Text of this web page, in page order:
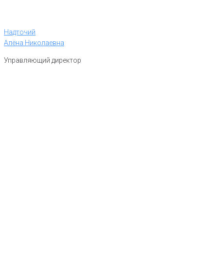
Надточий
Алёна Николаевна
Управляющий директор